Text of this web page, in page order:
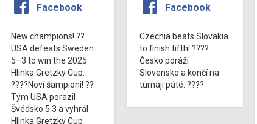
Facebook
New champions! ??
USA defeats Sweden
5–3 to win the 2025
Hlinka Gretzky Cup.
????Noví šampioni! ??
Tým USA porazil
Švédsko 5:3 a vyhrál
Hlinka Gretzky Cup
Facebook
Czechia beats Slovakia
to finish fifth! ????
Česko poráží
Slovensko a končí na
turnaji páté. ????